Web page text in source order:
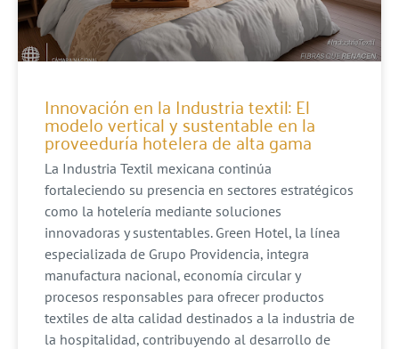
Innovación en la Industria textil: El
modelo vertical y sustentable en la
proveeduría hotelera de alta gama
La Industria Textil mexicana continúa
fortaleciendo su presencia en sectores estratégicos
como la hotelería mediante soluciones
innovadoras y sustentables. Green Hotel, la línea
especializada de Grupo Providencia, integra
manufactura nacional, economía circular y
procesos responsables para ofrecer productos
textiles de alta calidad destinados a la industria de
la hospitalidad, contribuyendo al desarrollo de